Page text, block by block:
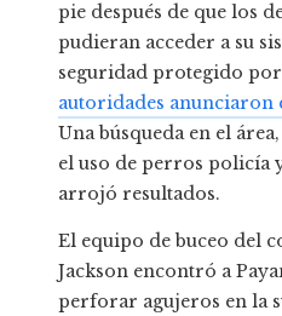
pie después de que los
pudieran acceder a su
seguridad protegido
autoridades anunciaron
Una búsqueda en el
el uso de perros policía
arrojó resultados.
El equipo de buceo del
Jackson encontró a
perforar agujeros en la